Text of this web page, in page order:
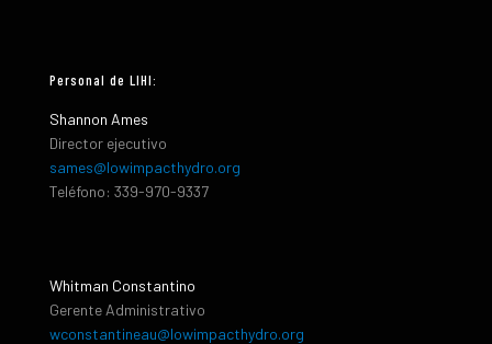
Personal de LIHI:
Shannon Ames
Director ejecutivo
sames@lowimpacthydro.org
Teléfono: 339-970-9337
Whitman Constantino
Gerente Administrativo
wconstantineau@lowimpacthydro.org